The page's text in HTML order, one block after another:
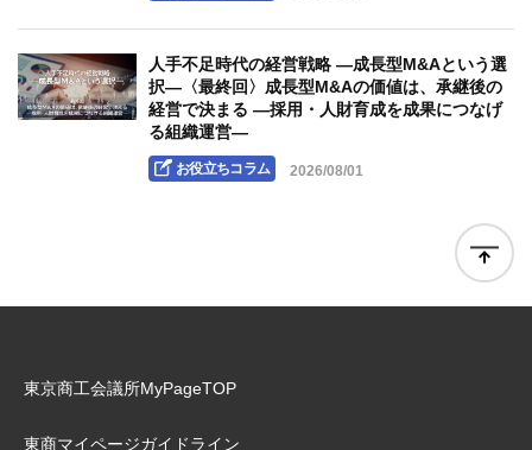
人手不足時代の経営戦略 ―成長型M&Aという選
択―〈最終回〉成長型M&Aの価値は、承継後の
経営で決まる ―採用・人財育成を成果につなげ
る組織運営―
お役立ちコラム 2026/08/01
東京商工会議所MyPageTOP
東商マイページガイドライン